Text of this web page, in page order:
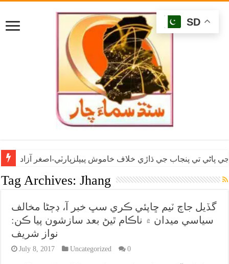
پاڻي تي پنجاب جي ڌاڙي خلاف خاموش پيپلزپارٽي-اصغر آزاد
Tag Archives:Jhang
گڏيل جاچ ٽيم ڇاپئي ڪري سڀ خبر آ، ڊڄڻا مخالف
سياسي ميدان ۾ ناڪام ٿيڻ بعد سازشون پيا ڪن:
نواز شريف
July 8, 2017 Uncategorized 0
SD